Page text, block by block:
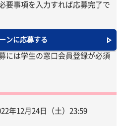
要事項を入力すれば応募完了で
ンに応募する
には学生の窓口会員登録が必須
年12月24日（土）23:59